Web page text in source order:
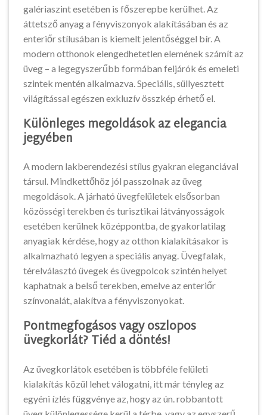
galériaszint esetében is főszerepbe kerülhet. Az
áttetsző anyag a fényviszonyok alakításában és az
enteriőr stílusában is kiemelt jelentőséggel bír. A
modern otthonok elengedhetetlen elemének számít az
üveg – a legegyszerűbb formában feljárók és emeleti
szintek mentén alkalmazva. Speciális, süllyesztett
világítással egészen exkluzív összkép érhető el.
Különleges megoldások az elegancia
jegyében
A modern lakberendezési stílus gyakran eleganciával
társul. Mindkettőhöz jól passzolnak az üveg
megoldások. A járható üvegfelületek elsősorban
közösségi terekben és turisztikai látványosságok
esetében kerülnek középpontba, de gyakorlatilag
anyagiak kérdése, hogy az otthon kialakításakor is
alkalmazható legyen a speciális anyag. Üvegfalak,
térelválasztó üvegek és üvegpolcok szintén helyet
kaphatnak a belső terekben, emelve az enteriőr
színvonalát, alakítva a fényviszonyokat.
Pontmegfogásos vagy oszlopos
üvegkorlát? Tiéd a döntés!
Az üvegkorlátok esetében is többféle felületi
kialakítás közül lehet válogatni, itt már tényleg az
egyéni ízlés függvénye az, hogy az ún. robbantott